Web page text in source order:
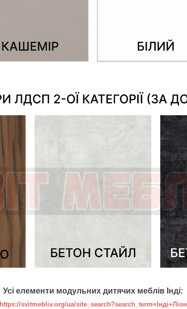
Усі елементи модульних дитячих меблів Інді:
https://svitmebliv.org/ua/site_search?search_term=Інді+Ліон